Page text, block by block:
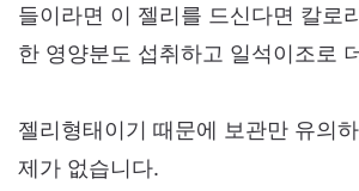
들이라면 이 젤리를 드신다면 칼로
한 영양분도 섭취하고 일석이조로
젤리형태이기 때문에 보관만 유의
제가 없습니다.